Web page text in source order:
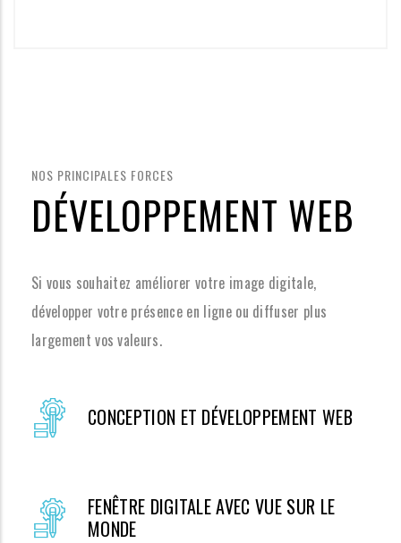
NOS PRINCIPALES FORCES
DÉVELOPPEMENT WEB
Si vous souhaitez améliorer votre image digitale,
développer votre présence en ligne ou diffuser plus
largement vos valeurs.
CONCEPTION ET DÉVELOPPEMENT WEB
FENÊTRE DIGITALE AVEC VUE SUR LE
MONDE